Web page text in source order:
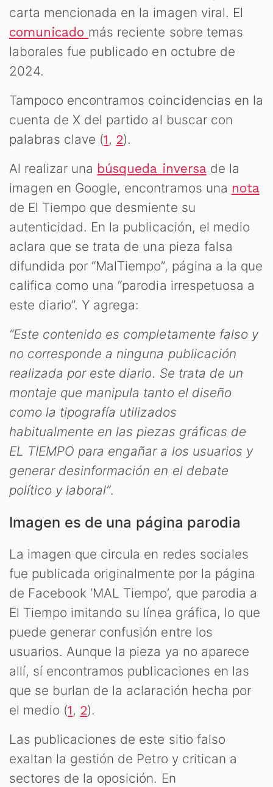
carta mencionada en la imagen viral. El
comunicado más reciente sobre temas
laborales fue publicado en octubre de
2024.
Tampoco encontramos coincidencias en la
cuenta de X del partido al buscar con
palabras clave (1, 2).
Al realizar una búsqueda inversade la
imagen en Google, encontramos una nota
de El Tiempo que desmiente su
autenticidad. En la publicación, el medio
aclara que se trata de una pieza falsa
difundida por “MalTiempo”, página a la que
califica como una “parodia irrespetuosa a
este diario”. Y agrega:
“Este contenido es completamente falso y
no corresponde a ninguna publicación
realizada por este diario. Se trata de un
montaje que manipula tanto el diseño
como la tipografía utilizados
habitualmente en las piezas gráficas de
EL TIEMPO para engañar a los usuarios y
generar desinformación en el debate
político y laboral”.
Imagen es de una página parodia
La imagen que circula en redes sociales
fue publicada originalmente por la página
de Facebook ‘MAL Tiempo’, que parodia a
El Tiempo imitando su línea gráfica, lo que
puede generar confusión entre los
usuarios. Aunque la pieza ya no aparece
allí, sí encontramos publicaciones en las
que se burlan de la aclaración hecha por
el medio (1, 2).
Las publicaciones de este sitio falso
exaltan la gestión de Petro y critican a
sectores de la oposición. En